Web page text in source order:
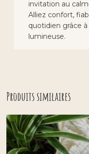
invitation au
Alliez confort,
quotidien grâce
lumineuse.
Produits similaires